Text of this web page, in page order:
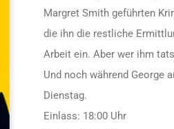
Margret Smith geführten
die ihn die restliche
Arbeit ein. Aber wer ihm
Und noch während George
Dienstag.
Einlass: 18:00 Uhr